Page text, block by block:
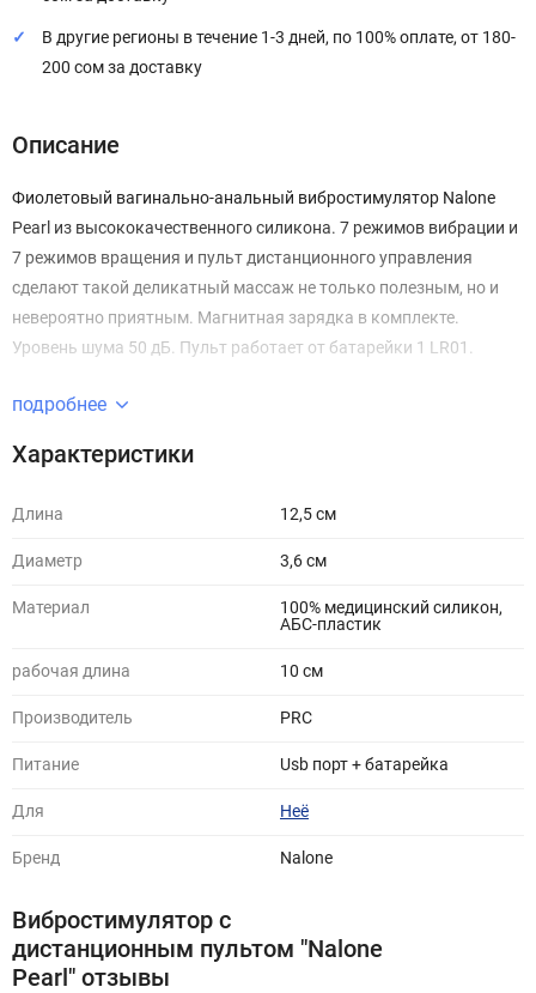
В другие регионы в течение 1-3 дней, по 100% оплате, от 180-
200 сом за доставку
Описание
Фиолетовый вагинально-анальный вибростимулятор Nalone
Pearl из высококачественного силикона. 7 режимов вибрации и
7 режимов вращения и пульт дистанционного управления
сделают такой деликатный массаж не только полезным, но и
невероятно приятным. Магнитная зарядка в комплекте.
Уровень шума 50 дБ. Пульт работает от батарейки 1 LR01.
подробнее
Характеристики
Длина 12,5 см
Диаметр 3,6 см
Материал
100% медицинский силикон,
АБС-пластик
рабочая длина 10 см
Производитель PRC
Питание Usb порт + батарейка
Для Неё
Бренд Nalone
Вибростимулятор с
дистанционным пультом "Nalone
Pearl" отзывы